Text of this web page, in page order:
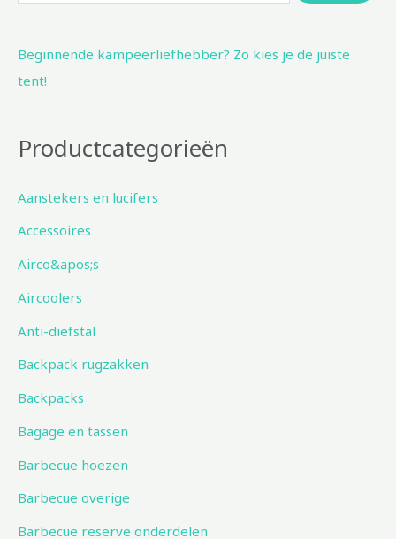
n
n
r
Beginnende kampeerliefhebber? Zo kies je de juiste
tent!
Productcategorieën
Aanstekers en lucifers
Accessoires
Airco&apos;s
Aircoolers
Anti-diefstal
Backpack rugzakken
Backpacks
Bagage en tassen
Barbecue hoezen
Barbecue overige
Barbecue reserve onderdelen